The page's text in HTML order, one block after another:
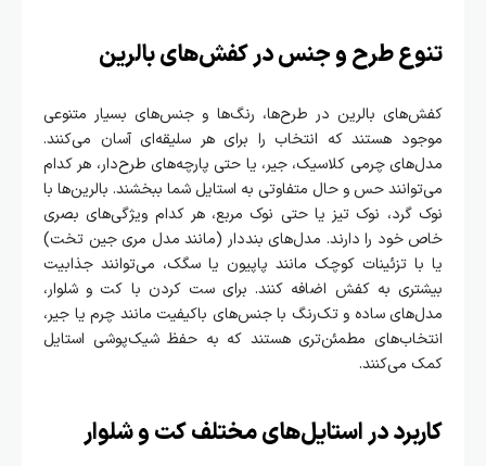
تنوع طرح و جنس در کفش‌های بالرین
کفش‌های بالرین در طرح‌ها، رنگ‌ها و جنس‌های بسیار متنوعی
موجود هستند که انتخاب را برای هر سلیقه‌ای آسان می‌کنند.
مدل‌های چرمی کلاسیک، جیر، یا حتی پارچه‌های طرح‌دار، هر کدام
می‌توانند حس و حال متفاوتی به استایل شما ببخشند. بالرین‌ها با
نوک گرد، نوک تیز یا حتی نوک مربع، هر کدام ویژگی‌های بصری
خاص خود را دارند. مدل‌های بنددار (مانند مدل مری جین تخت)
یا با تزئینات کوچک مانند پاپیون یا سگک، می‌توانند جذابیت
بیشتری به کفش اضافه کنند. برای ست کردن با کت و شلوار،
مدل‌های ساده و تک‌رنگ با جنس‌های باکیفیت مانند چرم یا جیر،
انتخاب‌های مطمئن‌تری هستند که به حفظ شیک‌پوشی استایل
کمک می‌کنند.
کاربرد در استایل‌های مختلف کت و شلوار